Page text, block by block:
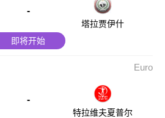
-
塔拉贾伊什
即将开始
Euro
-
特拉维夫夏普尔